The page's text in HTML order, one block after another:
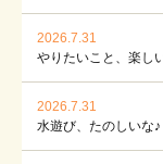
2026.7.31
やりたいこと、楽し
2026.7.31
水遊び、たのしいな